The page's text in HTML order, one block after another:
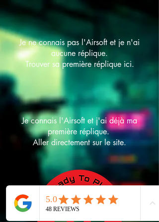
Je ne connais pas l'Airsoft et je n'ai
aucune réplique.
Trouver sa première réplique ici.
Je connais l'Airsoft et j'ai déjà ma
première réplique.
Aller directement sur le site.